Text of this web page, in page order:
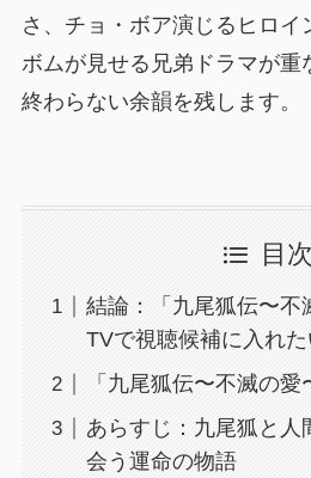
さ、チョ・ボア演じるヒロイ
ボムが見せる兄弟ドラマが重
終わらない余韻を残します。
目次
結論：「九尾狐伝〜不
TVで視聴候補に入れ
「九尾狐伝〜不滅の愛
あらすじ：九尾狐と人
会う運命の物語